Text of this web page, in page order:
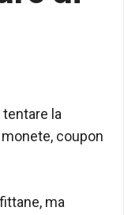
la
coupon
ma